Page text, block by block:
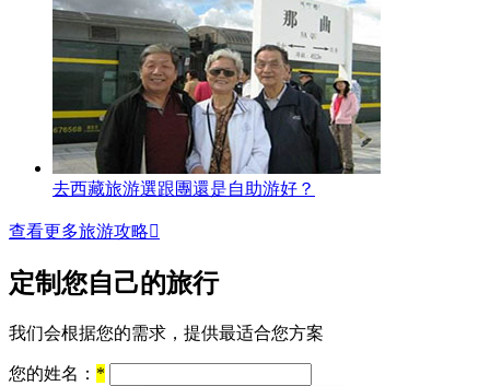
去西藏旅游選跟團還是自助游好？
查看更多旅游攻略
定制您自己的旅行
我们会根据您的需求，提供最适合您方案
您的姓名： *